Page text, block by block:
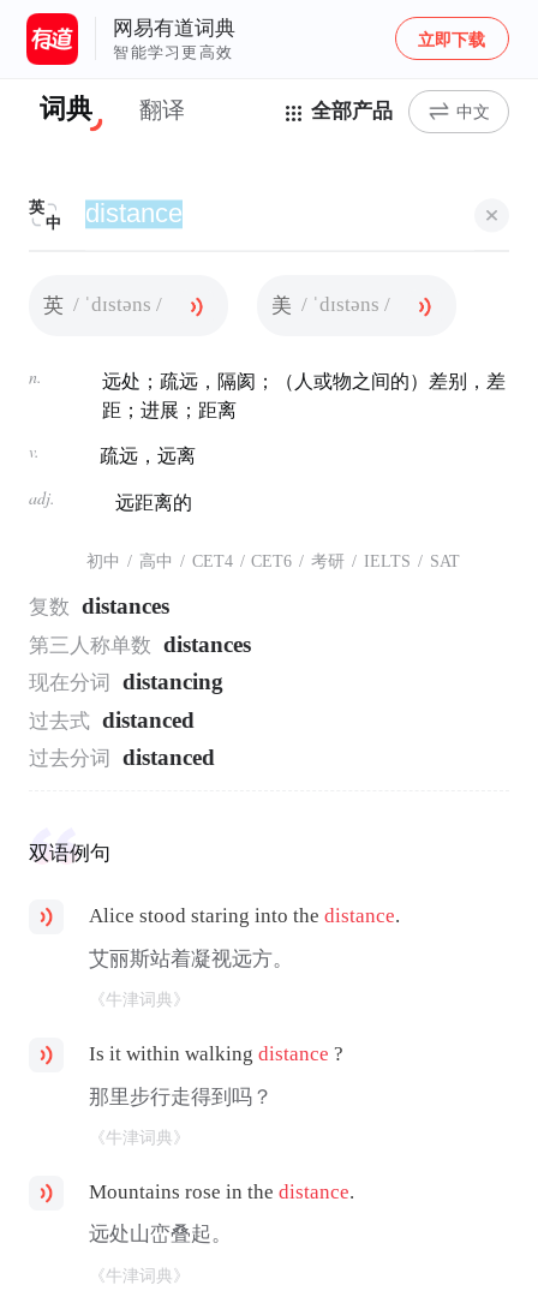
网易有道词典
智能学习更高效
立即下载
词典 翻译 全部产品 中文
英
中
英 / ˈdɪstəns / 美 / ˈdɪstəns /
n.
远处；疏远，隔阂；（人或物之间的）差别，差
距；进展；距离
v. 疏远，远离
adj. 远距离的
初中 / 高中 / CET4 / CET6 / 考研 / IELTS / SAT
复数 distances
第三人称单数 distances
现在分词 distancing
过去式 distanced
过去分词 distanced
双语例句
Alice stood staring into thedistance.
艾丽斯站着凝视远方。
《牛津词典》
Is it within walkingdistance ?
那里步行走得到吗？
《牛津词典》
Mountains rose in thedistance.
远处山峦叠起。
《牛津词典》